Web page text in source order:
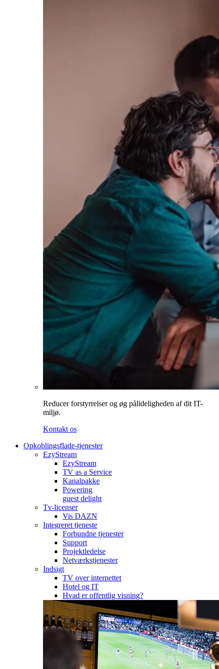
Reducer forstyrrelser og øg pålideligheden af dit IT-
miljø.
Kontakt os
Opkoblingsflade-tjenester
EzyStream
EzyStream
TV as a Service
Kanalpakke
Powering
guest delight
Tv-licenser
Vis DAZN
Integreret tjeneste
Forbundne tjenester
Support
Projektledelse
Netværkstjenester
Indsigt
TV over internettet
Hotel og IT
Hvad er offentlig visning?